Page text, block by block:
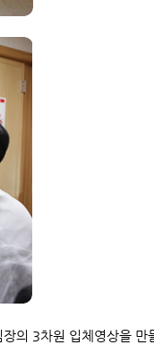
의 3차원 입체영상을